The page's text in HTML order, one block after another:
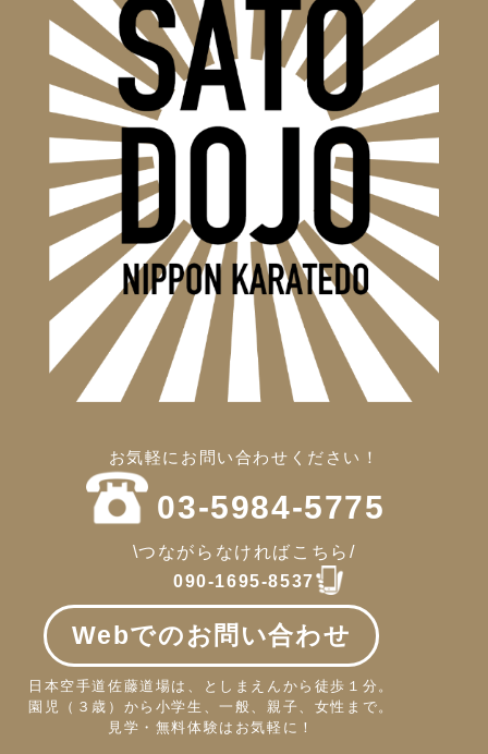
お気軽にお問い合わせください！
03-5984-5775
\つながらなければこちら/
090-1695-8537
Webでのお問い合わせ
日本空手道佐藤道場は、としまえんから徒歩１分。
園児（３歳）から小学生、一般、親子、女性まで。
見学・無料体験はお気軽に！